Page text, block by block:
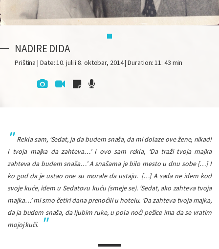
NADIRE DIDA
Priština | Date: 10. juli i 8. oktobar, 2014 | Duration: 11: 43 min
Rekla sam, ‘Sedat, ja da budem snaša, da mi dolaze ove žene, nikad!
I tvoja majka da zahteva…’ I ovo sam rekla, ‘Da traži tvoja majka
zahteva da budem snaša…’ A snašama je bilo mesto u dnu sobe […] I
ko god da je ustao one su morale da ustaju. […] A sada ne idem kod
svoje kuće, idem u Sedatovu kuću (smeje se). ‘Sedat, ako zahteva tvoja
majka…’ mi smo četiri dana prenoćili u hotelu. ‘Da zahteva tvoja majka,
da ja budem snaša, da ljubim ruke, u pola noći pešice ima da se vratim
mojoj kuči.